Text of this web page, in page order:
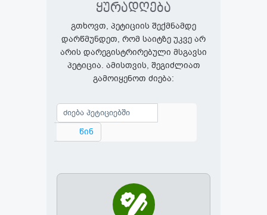
ყურადღება
გთხოვთ, პეტიციის შექმნამდე
დარწმუნდეთ, რომ საიტზე უკვე არ
არის დარეგისტრირებული მსგავსი
პეტიცია. ამისთვის, შეგიძლიათ
გამოიყენოთ ძიება: